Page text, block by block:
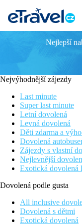
Dinarobin
Přímo u dlouhé
Na úpatí hory Le
Luxusní resort pro
Možnost využívat
Poloha
V klidném
Vybavení
Vstupní hala s
velký bazén a 5
Pokoje
Junior suite:
Nejlepší
Nejvýhodnější zájezdy
Last minute
Super last minute
Letní dovolená
Levná dovolená
Děti zdarma a
Dovolená
Zájezdy s vlastní
Nejlevnější
Exotická dovolená
Dovolená podle gusta
All inclusive
Dovolená s dětmi
Exotická dovolená